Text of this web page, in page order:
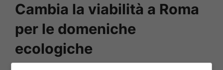
Cambia la viabilità a Roma
per le domeniche
ecologiche